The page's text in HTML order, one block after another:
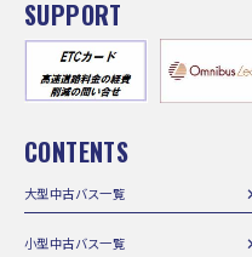
SUPPORT
CONTENTS
大型中古バス一覧
小型中古バス一覧